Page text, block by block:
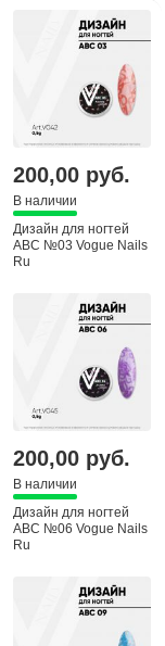
200,00 руб.
В наличии
Дизайн для ногтей
ABC №03 Vogue Nails
Ru
200,00 руб.
В наличии
Дизайн для ногтей
ABC №06 Vogue Nails
Ru